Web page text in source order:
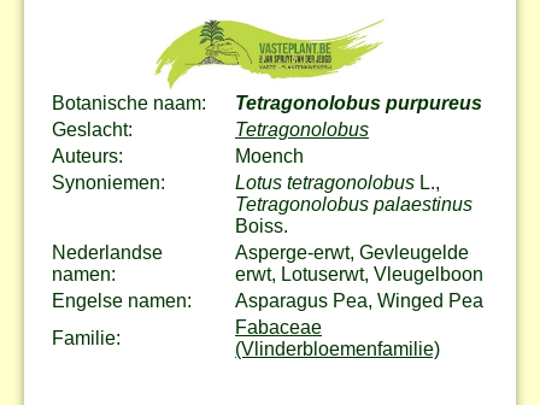
Botanische naam:
Tetragonolobus purpureus
Geslacht:
Tetragonolobus
Auteurs:
Moench
Synoniemen:
Lotus tetragonolobus L.,
Tetragonolobus palaestinus
Boiss.
Nederlandse
namen:
Asperge-erwt, Gevleugelde
erwt, Lotuserwt, Vleugelboon
Engelse namen:
Asparagus Pea, Winged Pea
Familie:
Fabaceae
(Vlinderbloemenfamilie)